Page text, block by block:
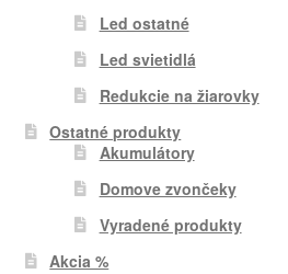
Led ostatné
Led svietidlá
Redukcie na žiarovky
Ostatné produkty
Akumulátory
Domove zvončeky
Vyradené produkty
Akcia %